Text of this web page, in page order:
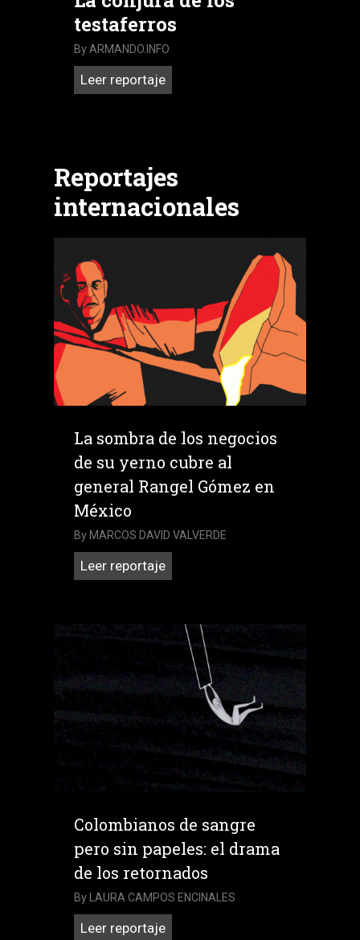
testaferros
ByARMANDO.INFO
Leer reportajeLa
Reportajes
internacionales
La sombra de los negocios
de su yerno cubre al
general Rangel Gómez en
México
By MARCOS DAVID VALVERDE
Leer reportajeLa
los
negocios
su
yerno
general
Gómez
en
México
Colombianos de sangre
pero sin papeles: el drama
de los retornados
By LAURA CAMPOS ENCINALES
Leer reportajeColombianos